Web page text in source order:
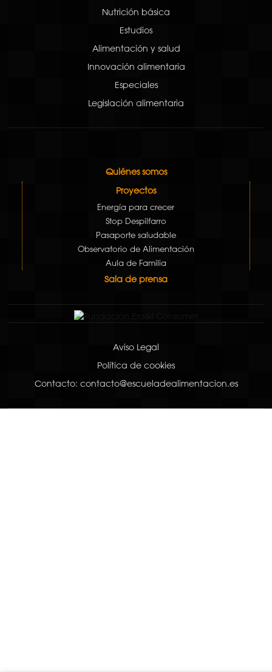
Nutrición básica
Estudios
Alimentación y salud
Innovación alimentaria
Especiales
Legislación alimentaria
Quiénes somos
Proyectos
Energía para crecer
Stop Despilfarro
Pasaporte saludable
Observatorio de Alimentación
Aula de Familia
Sala de prensa
Aviso Legal
Política de cookies
Contacto: contacto@escueladealimentacion.es